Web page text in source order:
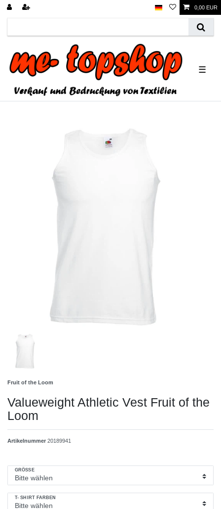
0,00 EUR
☰
Fruit of the Loom
Valueweight Athletic Vest Fruit of the
Loom
Artikelnummer 20189941
GRÖSSE
T- SHIRT FARBEN